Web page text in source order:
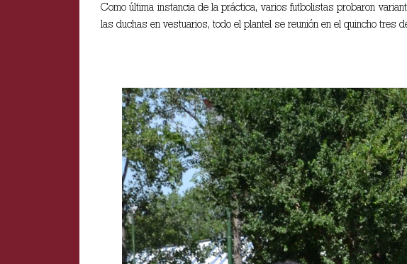
Como última instancia de la práctica, varios futbolistas probaron
las duchas en vestuarios, todo el plantel se reunión en el quincho tres